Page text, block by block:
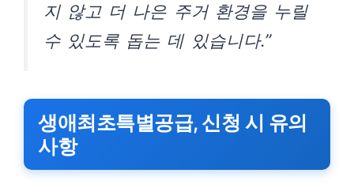
지 않고 더 나은 주거 환경을 누릴
수 있도록 돕는 데 있습니다.”
생애최초특별공급, 신청 시 유의
사항